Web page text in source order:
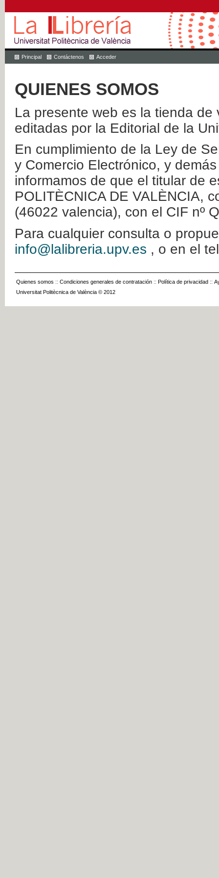
Principal Contáctenos Acceder
QUIENES SOMOS
La presente web es la tienda
editadas por la Editorial de la
En cumplimiento de la Ley de
y Comercio Electrónico, y
informamos de que el titular de
POLITÈCNICA DE VALÈNCIA,
(46022 valencia), con el CIF nº
Para cualquier consulta o
info@lalibreria.upv.es , o en el
Quienes somos :: Condiciones generales de contratación :: Política de privacidad ::
Universitat Politècnica de València © 2012